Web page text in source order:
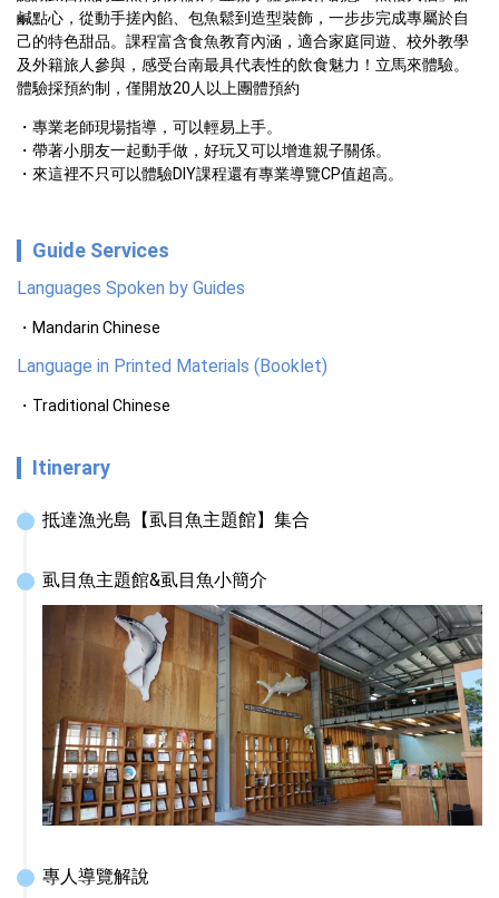
鹹點心，從動手搓內餡、包魚鬆到造型裝飾，一步步完成專屬於自
己的特色甜品。課程富含食魚教育內涵，適合家庭同遊、校外教學
及外籍旅人參與，感受台南最具代表性的飲食魅力！立馬來體驗。
體驗採預約制，僅開放20人以上團體預約
・專業老師現場指導，可以輕易上手。
・帶著小朋友一起動手做，好玩又可以增進親子關係。
・來這裡不只可以體驗DIY課程還有專業導覽CP值超高。
Guide Services
Languages Spoken by Guides
Mandarin Chinese
Language in Printed Materials (Booklet)
Traditional Chinese
Itinerary
抵達漁光島【虱目魚主題館】集合
虱目魚主題館&虱目魚小簡介
專人導覽解說